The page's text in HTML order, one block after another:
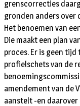
grenscorrecties
gronden anders over
Het benoemen van
Die maakt een plan
proces. Er is geen
profielschets van de
amendement van de
aanstelt -en